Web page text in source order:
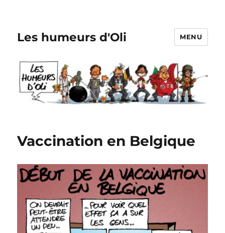
Les humeurs d'Oli MENU
Vaccination en Belgique